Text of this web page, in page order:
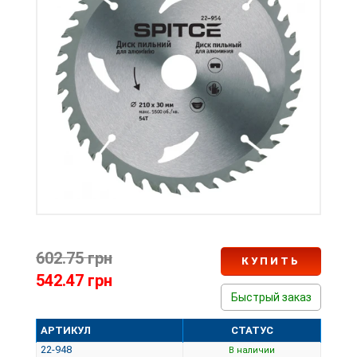
602.75 грн
542.47 грн
Быстрый заказ
КУПИТЬ
АРТИКУЛ
СТАТУС
22-948
В наличии